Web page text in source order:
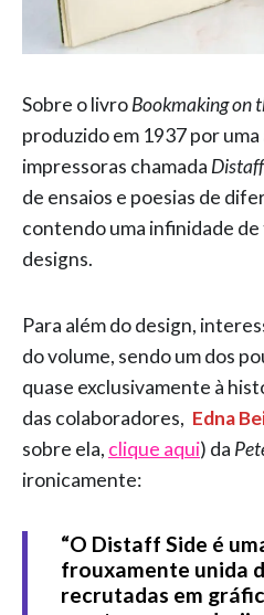
Sobre o livroBookmaking on
produzido em 1937 por uma
impressoras chamada
de ensaios e poesias de
contendo uma infinidade
designs.
Para além do design,
do volume, sendo um dos
quase exclusivamente à
das colaboradores, Edna
sobre ela, clique aqui) da
ironicamente:
“O Distaff Side é
frouxamente unida
recrutadas em